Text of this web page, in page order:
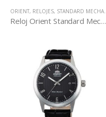
ORIENT, RELOJES, STANDARD MECHANICAL
Reloj Orient Standard Mechanical AC05004K